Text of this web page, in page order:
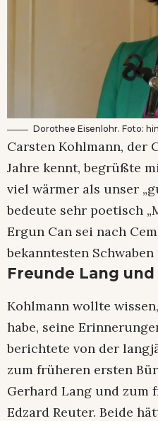
Dorothee Eisenlohr. Foto:
Carsten Kohlmann, der
Jahre kennt, begrüßte
viel wärmer als unser
bedeute sehr poetisch
Ergun Can sei nach
bekanntesten
Freunde Lang
Kohlmann wollte
habe, seine
berichtete von der
zum früheren ersten
Gerhard Lang und zum
Edzard Reuter. Beide